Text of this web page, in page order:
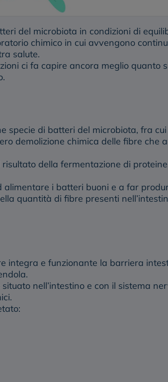
del microbiota in condizioni di
chimico in cui avvengono
salute.
ci fa capire ancora meglio quanto
specie di batteri del microbiota, fra
demolizione chimica delle fibre che
della fermentazione di
i batteri buoni e a far
quantità di fibre presenti
integra e funzionante la barriera
nell’intestino e con il sistema